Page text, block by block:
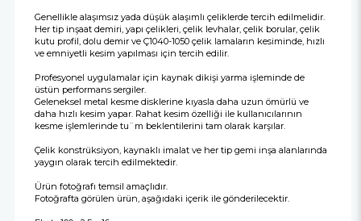
Genellikle alaşımsız yada düşük alaşımlı çeliklerde tercih edilmelidir.
Her tip inşaat demiri, yapı çelikleri, çelik levhalar, çelik borular, çelik
kutu profil, dolu demir ve Ç1040-1050 çelik lamaların kesiminde, hızlı
ve emniyetli kesim yapılması için tercih edilir.
Profesyonel uygulamalar için kaynak dikişi yarma işleminde de
üstün performans sergiler.
Geleneksel metal kesme disklerine kıyasla daha uzun ömürlü ve
daha hızlı kesim yapar. Rahat kesim özelliği ile kullanıcılarının
kesme işlemlerinde tu¨m beklentilerini tam olarak karşılar.
Çelik konstrüksiyon, kaynaklı imalat ve her tip gemi inşa alanlarında
yaygın olarak tercih edilmektedir.
Ürün fotoğrafı temsil amaçlıdır.
Fotoğrafta görülen ürün, aşağıdaki içerik ile gönderilecektir.